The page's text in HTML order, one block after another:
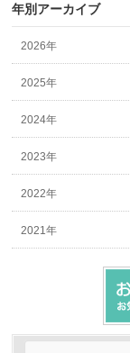
年別アーカイブ
2026年
2025年
2024年
2023年
2022年
2021年